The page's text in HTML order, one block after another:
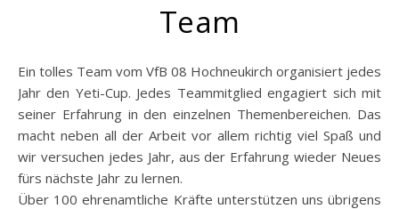
Team
Ein tolles Team vom VfB 08 Hochneukirch organisiert jedes
Jahr den Yeti-Cup. Jedes Teammitglied engagiert sich mit
seiner Erfahrung in den einzelnen Themenbereichen. Das
macht neben all der Arbeit vor allem richtig viel Spaß und
wir versuchen jedes Jahr, aus der Erfahrung wieder Neues
fürs nächste Jahr zu lernen.
Über 100 ehrenamtliche Kräfte unterstützen uns übrigens